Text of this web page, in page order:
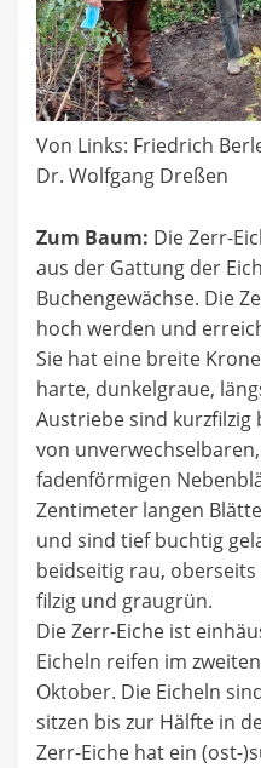
Von Links: Friedrich
Dr. Wolfgang Dreßen
Zum Baum: Die Zerr-
aus der Gattung der
Buchengewächse. Die
hoch werden und
Sie hat eine breite
harte, dunkelgraue,
Austriebe sind kurzfilzig
von
fadenförmigen
Zentimeter langen
und sind tief buchtig
beidseitig rau,
filzig und graugrün.
Die Zerr-Eiche ist
Eicheln reifen im
Oktober. Die Eicheln
sitzen bis zur Hälfte in
Zerr-Eiche hat ein (ost-